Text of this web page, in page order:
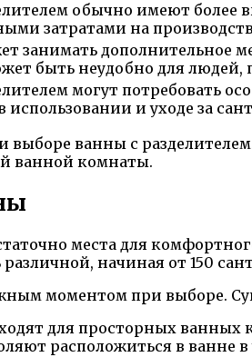
обычно имеют более
затратами на
занимать дополнительное
быть неудобно для
могут потребовать
использовании и уходе за
выборе ванны с
ванной комнаты.
места для
начиная от 150
моментом при выборе.
для просторных ванных
расположиться в ванне